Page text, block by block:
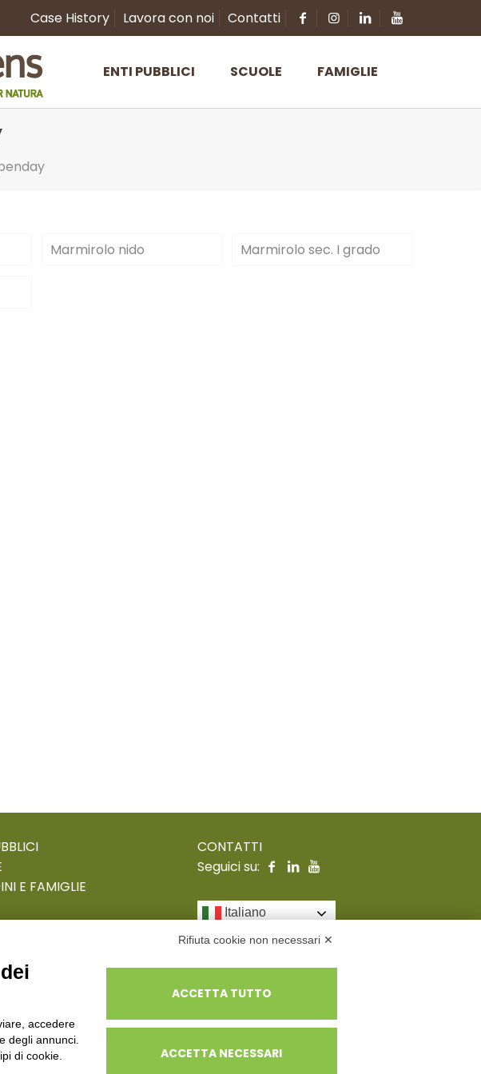
Case History Lavora con noi Contatti
ENTI PUBBLICI SCUOLE FAMIGLIE
Marmirolo nido Marmirolo sec. I grado
E FAMIGLIE
CONTATTI
Seguici su:
Italiano
Cooperative a mutualità prevalente n.A114164
Rifiuta cookie non necessari ✕
accedere
degli annunci.
di cookie.
ACCETTA TUTTO
ACCETTA NECESSARI